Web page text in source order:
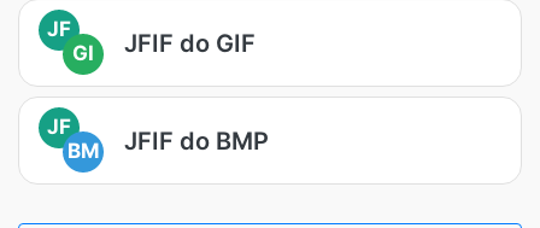
JF
GI
JFIF do GIF
JF
BM
JFIF do BMP